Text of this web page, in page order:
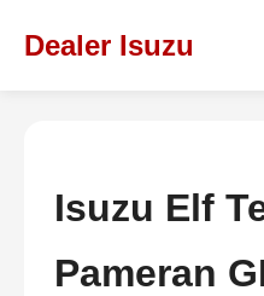
Dealer Isuzu
Isuzu Elf
Pameran